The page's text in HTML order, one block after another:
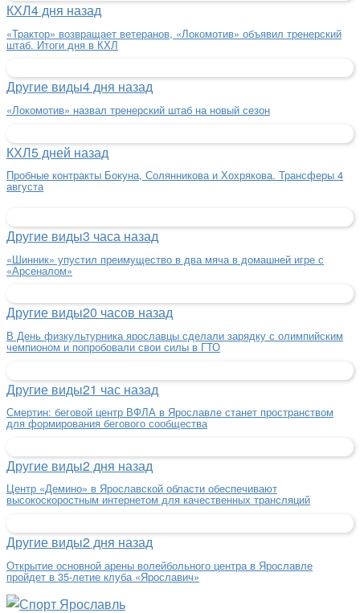
КХЛ4 дня назад
«Трактор» возвращает ветеранов, «Локомотив» объявил тренерский
штаб. Итоги дня в КХЛ
Другие виды4 дня назад
«Локомотив» назвал тренерский штаб на новый сезон
КХЛ5 дней назад
Пробные контракты Бокуна, Солянникова и Хохрякова. Трансферы 4
августа
Другие виды3 часа назад
«Шинник» упустил преимущество в два мяча в домашней игре с
«Арсеналом»
Другие виды20 часов назад
В День физкультурника ярославцы сделали зарядку с олимпийским
чемпионом и попробовали свои силы в ГТО
Другие виды21 час назад
Смертин: беговой центр ВФЛА в Ярославле станет пространством
для формирования бегового сообщества
Другие виды2 дня назад
Центр «Демино» в Ярославской области обеспечивают
высокоскоростным интернетом для качественных трансляций
Другие виды2 дня назад
Открытие основной арены волейбольного центра в Ярославле
пройдет в 35-летие клуба «Ярославич»